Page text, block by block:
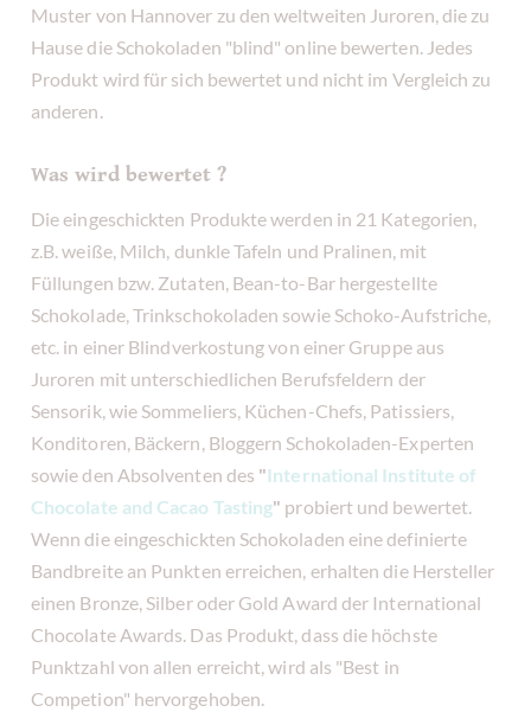
Muster von Hannover zu den weltweiten Juroren, die zu
Hause die Schokoladen "blind" online bewerten. Jedes
Produkt wird für sich bewertet und nicht im Vergleich zu
anderen.
Was wird bewertet ?
Die eingeschickten Produkte werden in 21 Kategorien,
z.B. weiße, Milch, dunkle Tafeln und Pralinen, mit
Füllungen bzw. Zutaten, Bean-to-Bar hergestellte
Schokolade, Trinkschokoladen sowie Schoko-Aufstriche,
etc. in einer Blindverkostung von einer Gruppe aus
Juroren mit unterschiedlichen Berufsfeldern der
Sensorik, wie Sommeliers, Küchen-Chefs, Patissiers,
Konditoren, Bäckern, Bloggern Schokoladen-Experten
sowie den Absolventen des "International Institute of
Chocolate and Cacao Tasting" probiert und bewertet.
Wenn die eingeschickten Schokoladen eine definierte
Bandbreite an Punkten erreichen, erhalten die Hersteller
einen Bronze, Silber oder Gold Award der International
Chocolate Awards. Das Produkt, dass die höchste
Punktzahl von allen erreicht, wird als "Best in
Competion" hervorgehoben.